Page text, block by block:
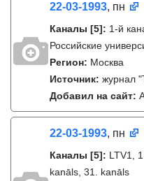
22-03-1993, пн
Каналы [5]: 1-й
Российские
Регион: Москва
Источник: журнал
Добавил на сайт:
22-03-1993, пн
Каналы [5]: LTV1,
kanāls, 31. kanāls